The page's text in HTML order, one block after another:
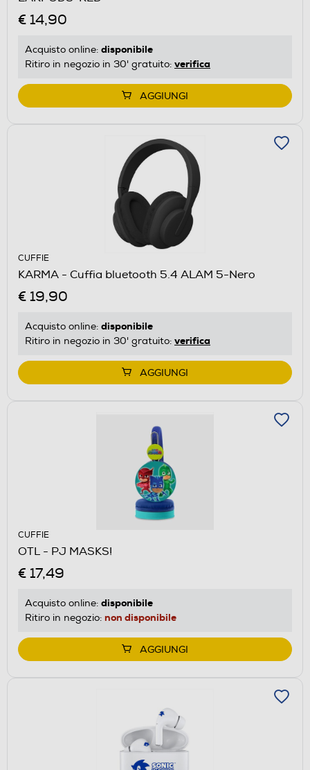
€ 14,90
Acquisto online: disponibile
Ritiro in negozio in 30' gratuito: verifica
AGGIUNGI
CUFFIE
KARMA - Cuffia bluetooth 5.4 ALAM 5-Nero
€ 19,90
Acquisto online: disponibile
Ritiro in negozio in 30' gratuito: verifica
AGGIUNGI
CUFFIE
OTL - PJ MASKS!
€ 17,49
Acquisto online: disponibile
Ritiro in negozio: non disponibile
AGGIUNGI